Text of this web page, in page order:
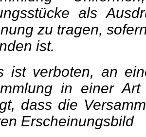
als
zu tragen,
ist.
ist verboten, an
in einer
dass die
Erscheinungsbild